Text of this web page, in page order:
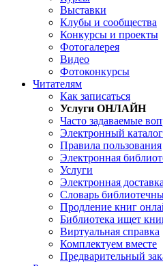
Выставки
Клубы и сообщества
Конкурсы и проекты
Фотогалерея
Видео
Фотоконкурсы
Читателям
Как записаться
Услуги ОНЛАЙН
Часто задаваемые
Электронный каталог
Правила пользования
Электронная
Услуги
Электронная
Словарь
Продление книг
Библиотека ищет
Виртуальная справка
Комплектуем вместе
Предварительный